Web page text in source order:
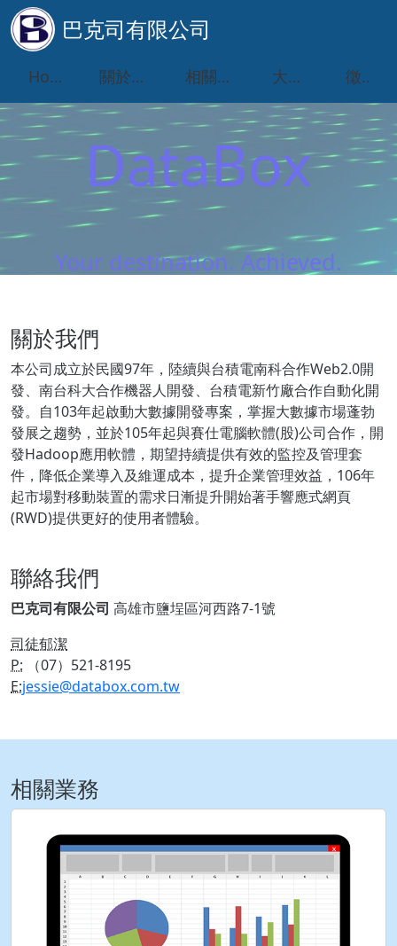
巴克司有限公司
Home 關於我們 相關業務 大事紀 徵才
DataBox
Your destination. Achieved.
關於我們
本公司成立於民國97年，陸續與台積電南科合作Web2.0開
發、南台科大合作機器人開發、台積電新竹廠合作自動化開
發。自103年起啟動大數據開發專案，掌握大數據市場蓬勃
發展之趨勢，並於105年起與賽仕電腦軟體(股)公司合作，開
發Hadoop應用軟體，期望持續提供有效的監控及管理套
件，降低企業導入及維運成本，提升企業管理效益，106年
起市場對移動裝置的需求日漸提升開始著手響應式網頁
(RWD)提供更好的使用者體驗。
聯絡我們
巴克司有限公司 高雄市鹽埕區河西路7-1號
司徒郁潔
P: （07）521-8195
E:jessie@databox.com.tw
相關業務